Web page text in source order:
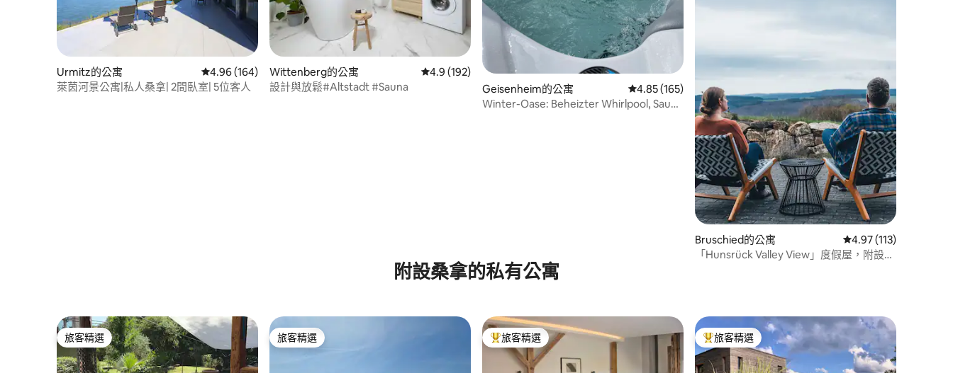
Urmitz的公寓 從 164 則評價中獲得 4.96 的平均評分（滿分 5 分）
4.96 (164)
萊茵河景公寓|私人桑拿| 2間臥室| 5位客人
Wittenberg的公寓 從 192 則評價中獲得 4.9 的平均評分（滿分 5 分）
4.9 (192)
設計與放鬆#Altstadt #Sauna
Geisenheim的公寓 從 165 則評價中獲得 4.85 的平均評分（滿分 5 分）
4.85 (165)
Winter-Oase: Beheizter Whirlpool, Sauna
Bruschied的公寓 從 113 則評價中獲得
4.97 (113)
「Hunsrück Valley View」度假屋，附設三
附設桑拿的私有公寓
旅客精選
旅客精選 旅客精選
旅客精選 旅客精選榜首
旅客精選 旅客精選榜首
旅客精選